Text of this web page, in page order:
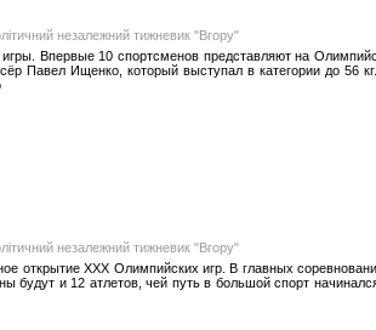
незалежний тижневик "Вгору"
Впервые 10 спортсменов представляют на
Павел Ищенко, который выступал в категории до 56
незалежний тижневик "Вгору"
открытие ХХХ Олимпийских игр. В главных
будут и 12 атлетов, чей путь в большой спорт